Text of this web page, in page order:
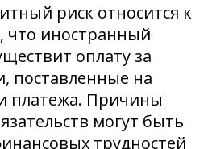
риск относится к
что иностранный
оплату за
поставленные на
платежа. Причины
могут быть
трудностей